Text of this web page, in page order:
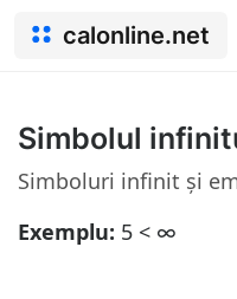
calonline.net
Simbolul
Simboluri infinit și
Exemplu: 5 < ∞